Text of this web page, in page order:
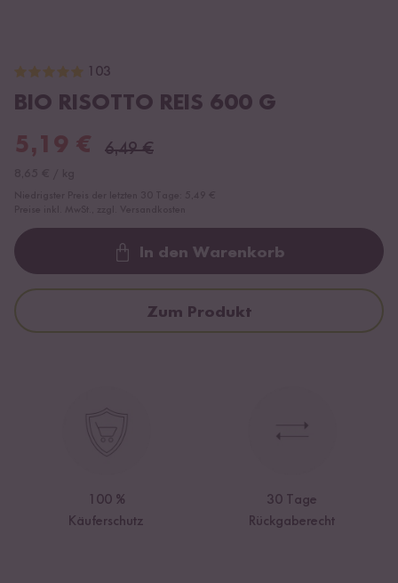
103
BIO RISOTTO REIS 600 G
5,19 € 6,49€
In den Warenkorb
Zum Produkt
100 %
Käuferschutz
30 Tage
Rückgaberecht